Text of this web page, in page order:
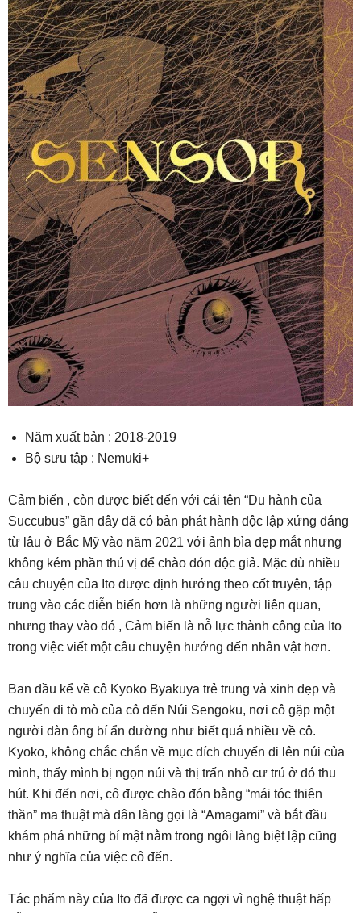
Năm xuất bản : 2018-2019
Bộ sưu tập : Nemuki+
Cảm biến , còn được biết đến với cái tên “Du hành của
Succubus” gần đây đã có bản phát hành độc lập xứng đáng
từ lâu ở Bắc Mỹ vào năm 2021 với ảnh bìa đẹp mắt nhưng
không kém phần thú vị để chào đón độc giả. Mặc dù nhiều
câu chuyện của Ito được định hướng theo cốt truyện, tập
trung vào các diễn biến hơn là những người liên quan,
nhưng thay vào đó , Cảm biến là nỗ lực thành công của Ito
trong việc viết một câu chuyện hướng đến nhân vật hơn.
Ban đầu kể về cô Kyoko Byakuya trẻ trung và xinh đẹp và
chuyến đi tò mò của cô đến Núi Sengoku, nơi cô gặp một
người đàn ông bí ẩn dường như biết quá nhiều về cô.
Kyoko, không chắc chắn về mục đích chuyến đi lên núi của
mình, thấy mình bị ngọn núi và thị trấn nhỏ cư trú ở đó thu
hút. Khi đến nơi, cô được chào đón bằng “mái tóc thiên
thần” ma thuật mà dân làng gọi là “Amagami” và bắt đầu
khám phá những bí mật nằm trong ngôi làng biệt lập cũng
như ý nghĩa của việc cô đến.
Tác phẩm này của Ito đã được ca ngợi vì nghệ thuật hấp